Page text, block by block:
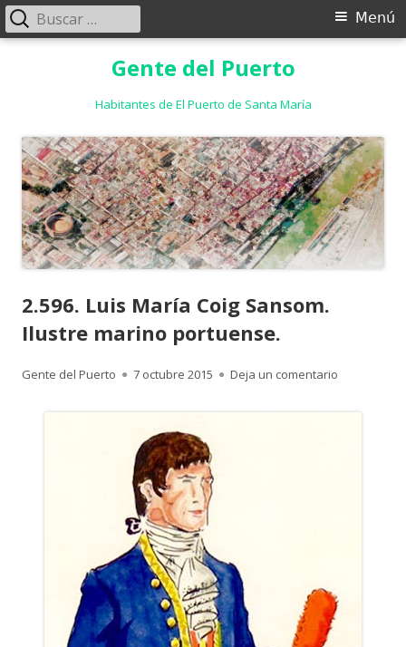
Gente del Puerto
Habitantes de El Puerto de Santa María
Menú
Menú
Buscar:
2.596. Luis María Coig Sansom.
Ilustre marino portuense.
Autor
Gente del Puerto
Publicado
7 octubre 2015 Deja un comentario